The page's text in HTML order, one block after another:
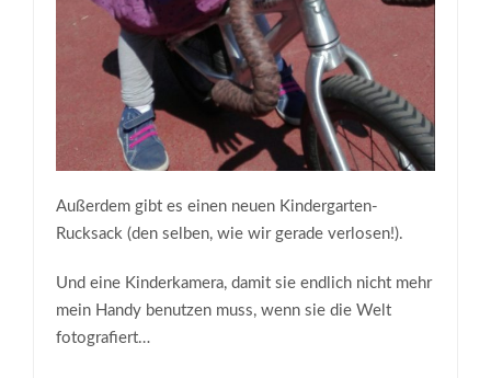
Außerdem gibt es einen neuen Kindergarten-
Rucksack (den selben, wie wir gerade verlosen!).
Und eine Kinderkamera, damit sie endlich nicht mehr
mein Handy benutzen muss, wenn sie die Welt
fotografiert…